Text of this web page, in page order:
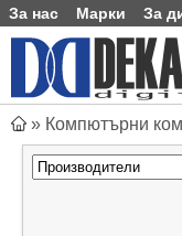
За нас Марки За
» Компютърни